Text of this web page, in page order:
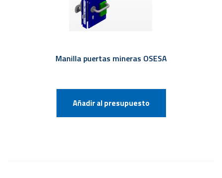
Manilla puertas mineras OSESA
Añadir al presupuesto